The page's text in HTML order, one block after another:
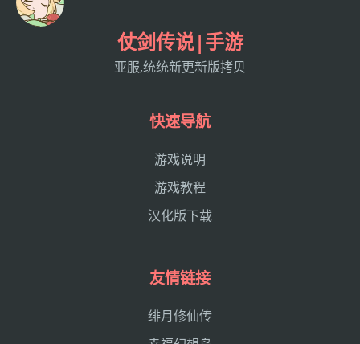
仗剑传说|手游
亚服,统统新更新版拷贝
快速导航
游戏说明
游戏教程
汉化版下载
友情链接
绯月修仙传